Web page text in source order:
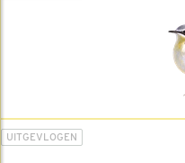
UITGEVLOGEN